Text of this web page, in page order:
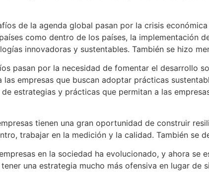
de la agenda global pasan por la crisis
como dentro de los países, la implementación
innovadoras y sustentables. También se hizo
pasan por la necesidad de fomentar el desarrollo
empresas que buscan adoptar prácticas
estrategias y prácticas que permitan a las
tienen una gran oportunidad de construir
trabajar en la medición y la calidad. También se
en la sociedad ha evolucionado, y ahora
una estrategia mucho más ofensiva en lugar